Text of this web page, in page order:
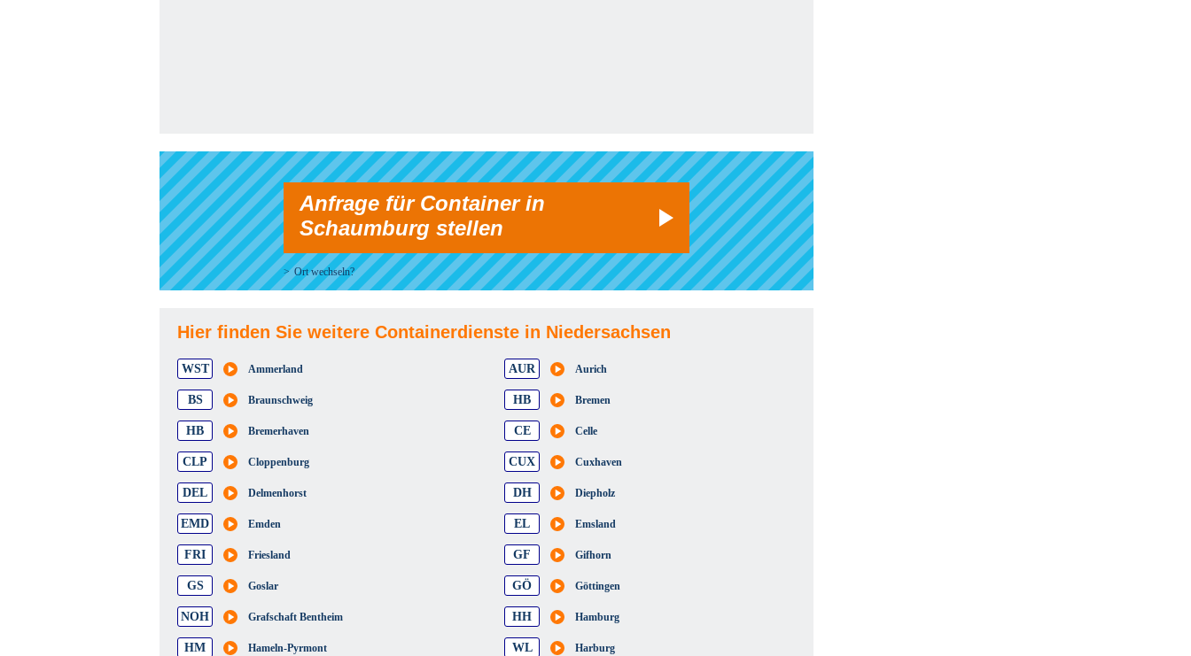
Anfrage für Container in
Schaumburg stellen
Ort wechseln?
Hier finden Sie weitere Containerdienste in Niedersachsen
WST Ammerland AUR Aurich
BS Braunschweig HB Bremen
HB Bremerhaven CE Celle
CLP Cloppenburg CUX Cuxhaven
DEL Delmenhorst DH Diepholz
EMD Emden EL Emsland
FRI Friesland GF Gifhorn
GS Goslar GÖ Göttingen
NOH Grafschaft Bentheim HH Hamburg
HM Hameln-Pyrmont WL Harburg